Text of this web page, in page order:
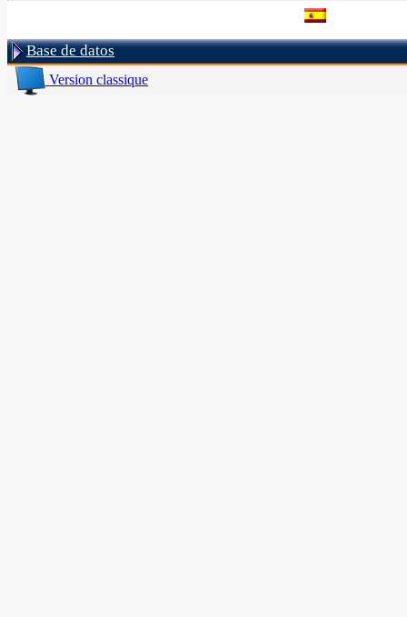
Base de datos
Version classique